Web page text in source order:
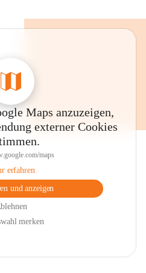
Maps anzuzeigen,
externer Cookies
maps
erfahren
und anzeigen
merken